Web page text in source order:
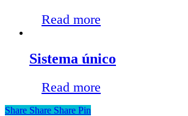
Read more
Sistema único
Read more
Share Share Share Pin